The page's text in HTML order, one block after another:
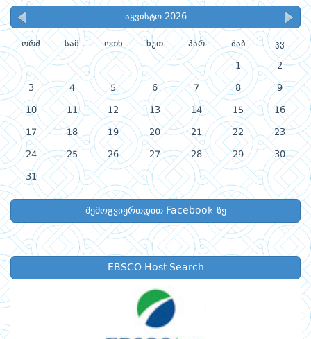
აგვისტო 2026
ორშ სამ ოთხ ხუთ პარ შაბ კვ
1 2
3 4 5 6 7 8 9
10 11 12 13 14 15 16
17 18 19 20 21 22 23
24 25 26 27 28 29 30
31
შემოგვიერთდით Facebook-ზე
EBSCO Host Search